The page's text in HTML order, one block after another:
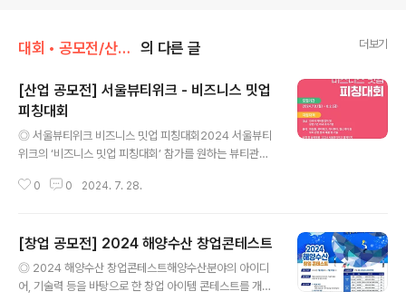
대회 • 공모전/산업 • 사회 • 건축 • 창업 의 다른 글 더보기
[산업 공모전] 서울뷰티위크 - 비즈니스 밋업
피칭대회
◎ 서울뷰티위크 비즈니스 밋업 피칭대회2024 서울뷰티
위크의 ‘비즈니스 밋업 피칭대회’ 참가를 원하는 뷰티관련
야- 화장품, 뷰티테크, 이너뷰티, 헬스케어 등 뷰티 관련 분
제한 없음) ◎ 시상 내역- 시상금 및 서울시상장 수여- 리
딩기업과의 비즈니스 밋업 기회 제공- 지원사항: 본선 진출
팀 대상 투자 심사역의 발표자료 전담 멘토링 대 상(1팀) :
0 0 2024. 7. 28.
[창업 공모전] 2024 해양수산 창업콘테스트
◎ 2024 해양수산 창업콘테스트해양수산분야의 아이디
어, 기술력 등을 바탕으로 한 창업 아이템 콘테스트를 개최